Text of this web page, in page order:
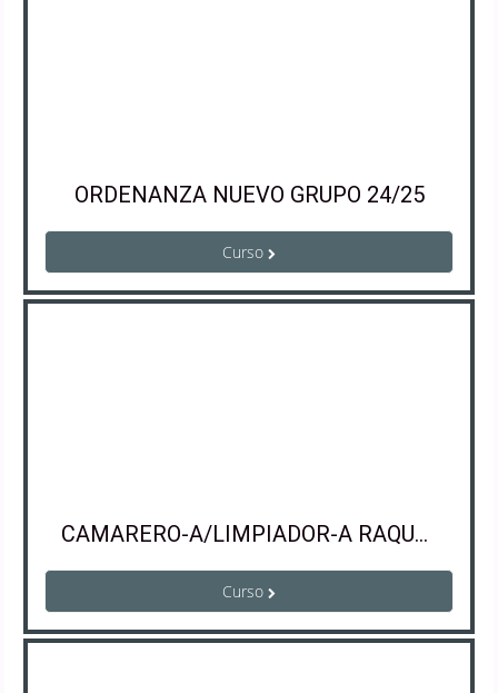
ORDENANZA NUEVO GRUPO 24/25
Curso
CAMARERO-A/LIMPIADOR-A RAQUEL
Curso